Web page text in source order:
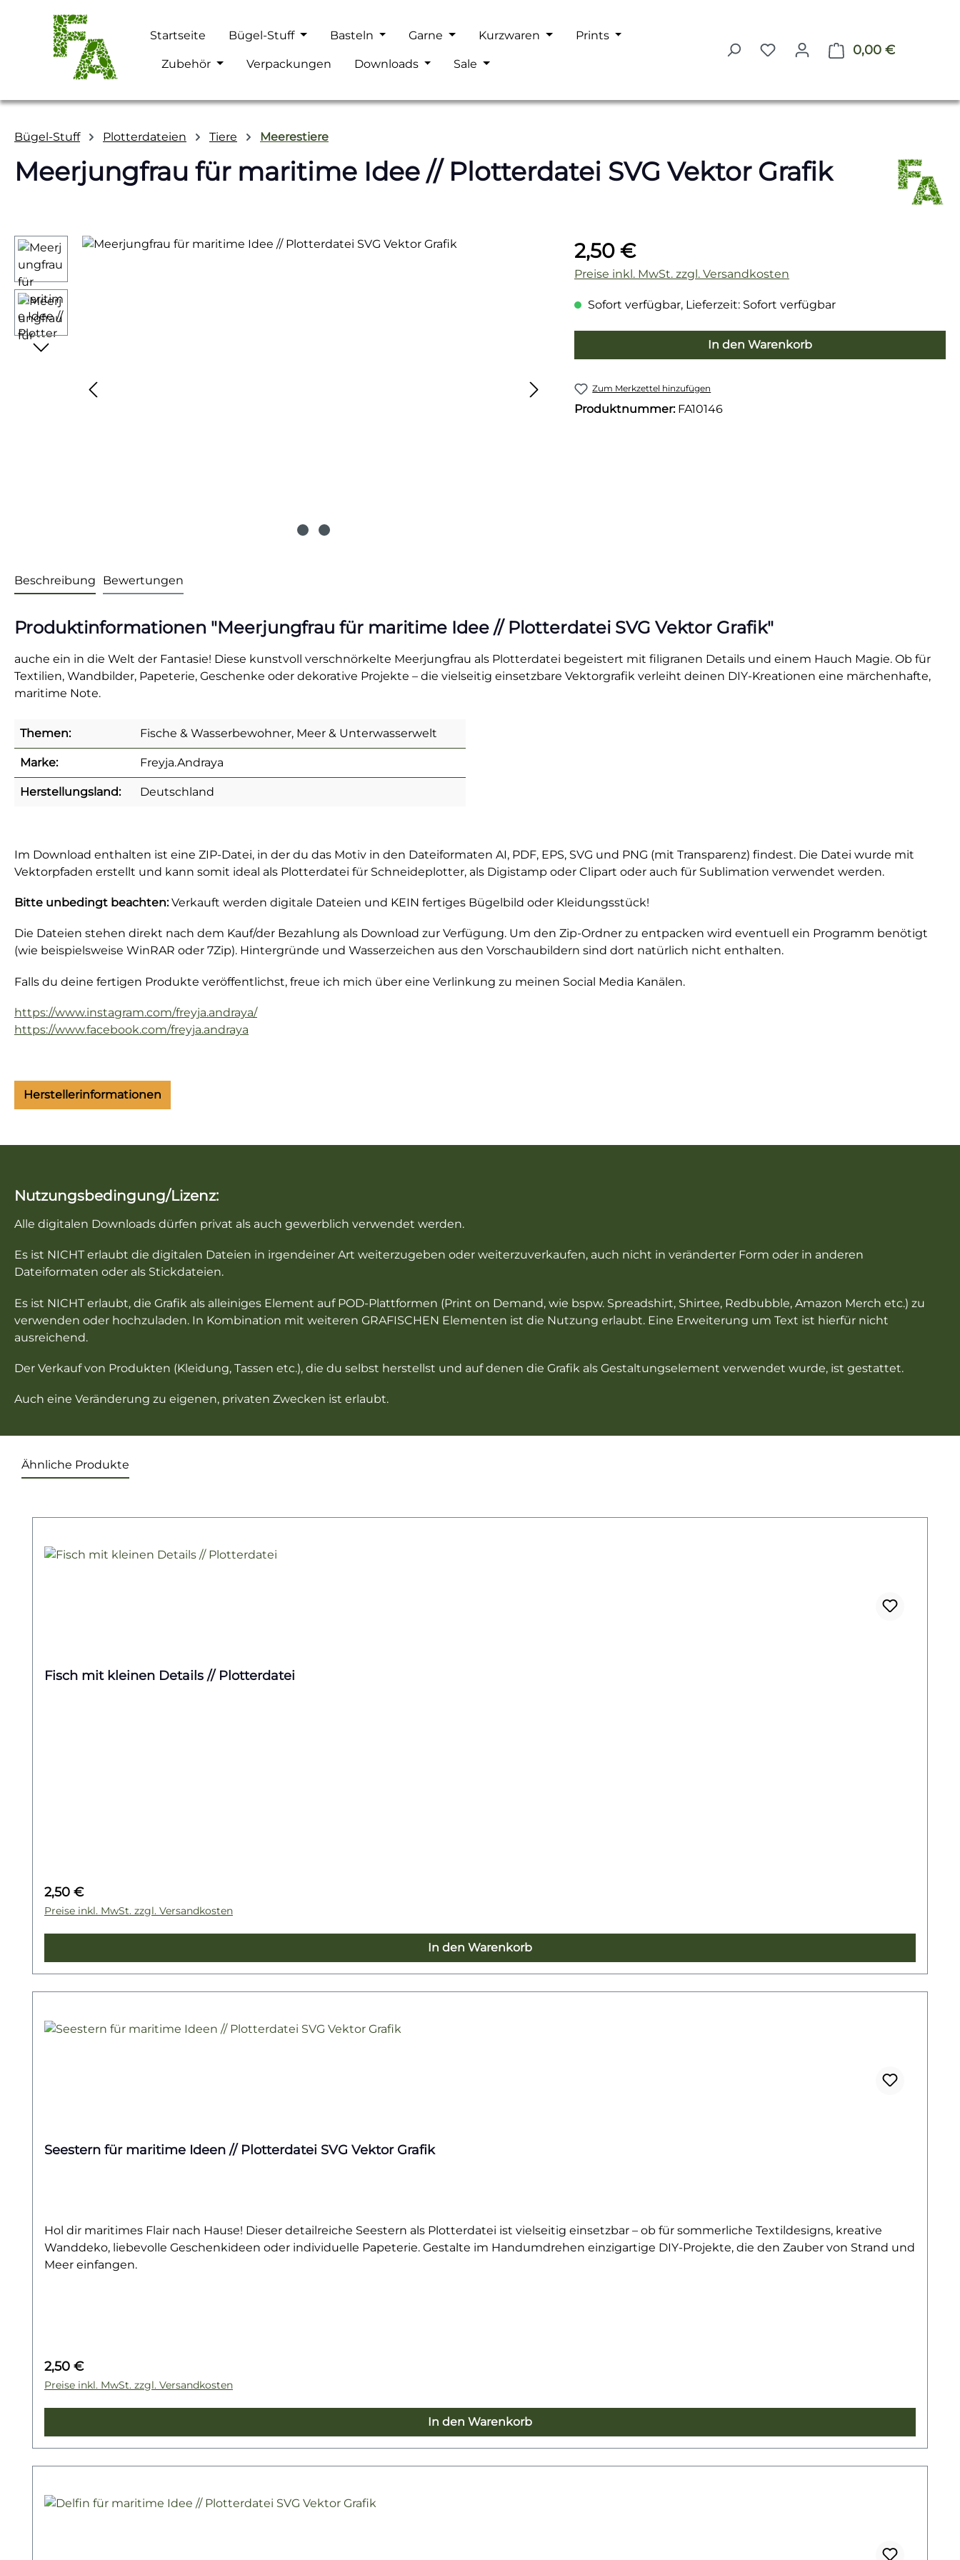
Hauptinhalt springen
Zur Suche springen
Zur Hauptnavigation springen
Startseite
Bügel-Stuff Basteln Garne Kurzwaren Prints
Zubehör Verpackungen Downloads Sale
0,00 €
Bügel-Stuff Plotterdateien Tiere Meerestiere
Meerjungfrau für maritime Idee // Plotterdatei SVG Vektor Grafik
Bildergalerie überspringen Regulärer Preis:
2,50 €
Preise inkl. MwSt. zzgl. Versandkosten
Sofort verfügbar, Lieferzeit: Sofort verfügbar
In den Warenkorb
Zum Merkzettel hinzufügen
Produktnummer: FA10146
Beschreibung Bewertungen
Produktinformationen "Meerjungfrau für maritime Idee // Plotterdatei SVG Vektor Grafik"
auche ein in die Welt der Fantasie! Diese kunstvoll verschnörkelte Meerjungfrau als Plotterdatei begeistert mit filigranen Details und einem Hauch Magie. Ob für
Textilien, Wandbilder, Papeterie, Geschenke oder dekorative Projekte – die vielseitig einsetzbare Vektorgrafik verleiht deinen DIY-Kreationen eine märchenhafte,
maritime Note.
Themen: Fische & Wasserbewohner, Meer & Unterwasserwelt
Marke: Freyja.Andraya
Herstellungsland: Deutschland
Im Download enthalten ist eine ZIP-Datei, in der du das Motiv in den Dateiformaten AI, PDF, EPS, SVG und PNG (mit Transparenz) findest. Die Datei wurde mit
Vektorpfaden erstellt und kann somit ideal als Plotterdatei für Schneideplotter, als Digistamp oder Clipart oder auch für Sublimation verwendet werden.
Bitte unbedingt beachten:Verkauft werden digitale Dateien und KEIN fertiges Bügelbild oder Kleidungsstück!
Die Dateien stehen direkt nach dem Kauf/der Bezahlung als Download zur Verfügung. Um den Zip-Ordner zu entpacken wird eventuell ein Programm benötigt
(wie beispielsweise WinRAR oder 7Zip). Hintergründe und Wasserzeichen aus den Vorschaubildern sind dort natürlich nicht enthalten.
Falls du deine fertigen Produkte veröffentlichst, freue ich mich über eine Verlinkung zu meinen Social Media Kanälen.
https://www.instagram.com/freyja.andraya/
https://www.facebook.com/freyja.andraya
Herstellerinformationen
Nutzungsbedingung/Lizenz:
Alle digitalen Downloads dürfen privat als auch gewerblich verwendet werden.
Es ist NICHT erlaubt die digitalen Dateien in irgendeiner Art weiterzugeben oder weiterzuverkaufen, auch nicht in veränderter Form oder in anderen
Dateiformaten oder als Stickdateien.
Es ist NICHT erlaubt, die Grafik als alleiniges Element auf POD-Plattformen (Print on Demand, wie bspw. Spreadshirt, Shirtee, Redbubble, Amazon Merch etc.) zu
verwenden oder hochzuladen. In Kombination mit weiteren GRAFISCHEN Elementen ist die Nutzung erlaubt. Eine Erweiterung um Text ist hierfür nicht
ausreichend.
Der Verkauf von Produkten (Kleidung, Tassen etc.), die du selbst herstellst und auf denen die Grafik als Gestaltungselement verwendet wurde, ist gestattet.
Auch eine Veränderung zu eigenen, privaten Zwecken ist erlaubt.
Ähnliche Produkte
Fisch mit kleinen Details // Plotterdatei
Regulärer Preis:
2,50 €
Preise inkl. MwSt. zzgl. Versandkosten
In den Warenkorb
Seestern für maritime Ideen // Plotterdatei SVG Vektor Grafik
Hol dir maritimes Flair nach Hause! Dieser detailreiche Seestern als Plotterdatei ist vielseitig einsetzbar – ob für sommerliche Textildesigns, kreative
Wanddeko, liebevolle Geschenkideen oder individuelle Papeterie. Gestalte im Handumdrehen einzigartige DIY-Projekte, die den Zauber von Strand und
Meer einfangen.
Regulärer Preis:
2,50 €
Preise inkl. MwSt. zzgl. Versandkosten
In den Warenkorb